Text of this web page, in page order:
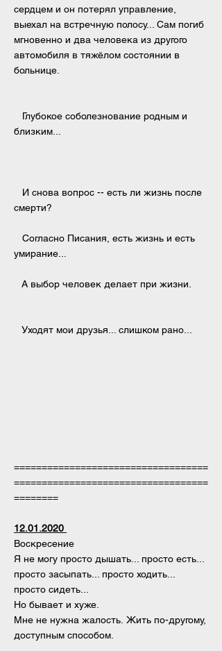
сердцем и он потерял управление,
выехал на встречную полосу... Сам погиб
мгновенно и два человека из другого
автомобиля в тяжёлом состоянии в
больнице.
Глубокое соболезнование родным и
близким...
И снова вопрос -- есть ли жизнь после
смерти?
Согласно Писания, есть жизнь и есть
умирание...
А выбор человек делает при жизни.
Уходят мои друзья... слишком рано...
===================================
===================================
========
12.01.2020
Воскресение
Я не могу просто дышать... просто есть...
просто засыпать... просто ходить...
просто сидеть...
Но бывает и хуже.
Мне не нужна жалость. Жить по-другому,
доступным способом.